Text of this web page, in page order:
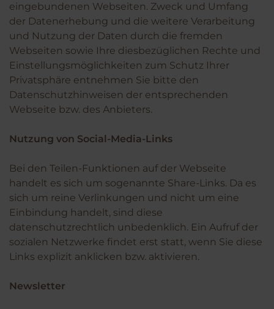
eingebundenen Webseiten. Zweck und Umfang
der Datenerhebung und die weitere Verarbeitung
und Nutzung der Daten durch die fremden
Webseiten sowie Ihre diesbezüglichen Rechte und
Einstellungsmöglichkeiten zum Schutz Ihrer
Privatsphäre entnehmen Sie bitte den
Datenschutzhinweisen der entsprechenden
Webseite bzw. des Anbieters.
Nutzung von Social-Media-Links
Bei den Teilen-Funktionen auf der Webseite
handelt es sich um sogenannte Share-Links. Da es
sich um reine Verlinkungen und nicht um eine
Einbindung handelt, sind diese
datenschutzrechtlich unbedenklich. Ein Aufruf der
sozialen Netzwerke findet erst statt, wenn Sie diese
Links explizit anklicken bzw. aktivieren.
Newsletter